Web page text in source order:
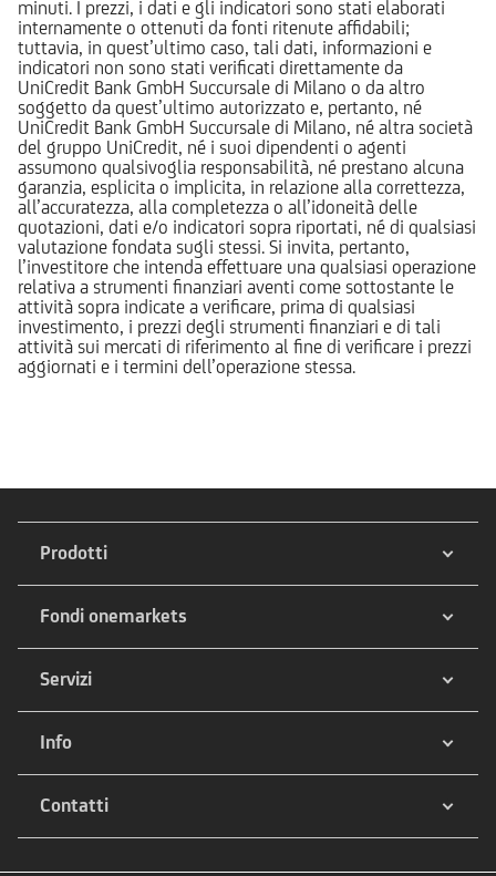
minuti. I prezzi, i dati e gli indicatori sono stati elaborati
internamente o ottenuti da fonti ritenute affidabili;
tuttavia, in quest’ultimo caso, tali dati, informazioni e
indicatori non sono stati verificati direttamente da
UniCredit Bank GmbH Succursale di Milano o da altro
soggetto da quest’ultimo autorizzato e, pertanto, né
UniCredit Bank GmbH Succursale di Milano, né altra società
del gruppo UniCredit, né i suoi dipendenti o agenti
assumono qualsivoglia responsabilità, né prestano alcuna
garanzia, esplicita o implicita, in relazione alla correttezza,
all’accuratezza, alla completezza o all’idoneità delle
quotazioni, dati e/o indicatori sopra riportati, né di qualsiasi
valutazione fondata sugli stessi. Si invita, pertanto,
l’investitore che intenda effettuare una qualsiasi operazione
relativa a strumenti finanziari aventi come sottostante le
attività sopra indicate a verificare, prima di qualsiasi
investimento, i prezzi degli strumenti finanziari e di tali
attività sui mercati di riferimento al fine di verificare i prezzi
aggiornati e i termini dell’operazione stessa.
Prodotti
Fondi onemarkets
Servizi
Info
Contatti